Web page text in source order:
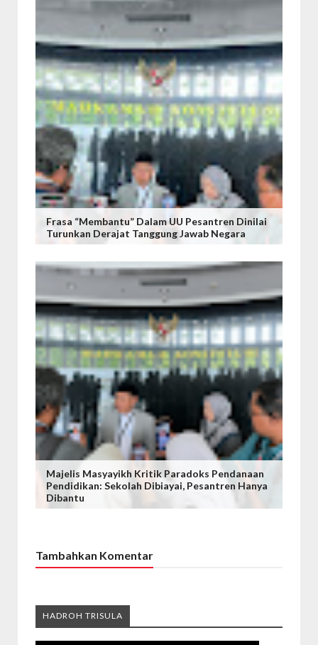
Frasa “Membantu” Dalam UU Pesantren Dinilai
Turunkan Derajat Tanggung Jawab Negara
Majelis Masyayikh Kritik Paradoks Pendanaan
Pendidikan: Sekolah Dibiayai, Pesantren Hanya
Dibantu
Tambahkan Komentar
HADROH TRISULA